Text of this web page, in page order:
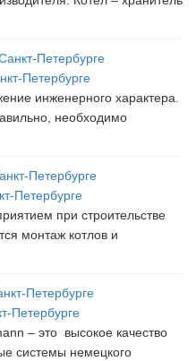
Петербурге
инженерного характера.
необходимо
Петербурге
при строительстве
монтаж котлов и
Петербурге
– это высокое качество
системы немецкого